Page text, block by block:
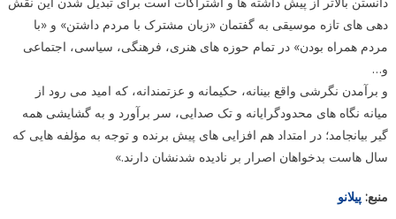
دهی های تازه موسیقی به گفتمان «زبان مشترک با مردم داشتن» و «با
مردم همراه بودن» در تمام حوزه های هنری، فرهنگی، سیاسی، اجتماعی
و…
و برآمدن نگرشی واقع بینانه، حکیمانه و عزتمندانه، که امید می رود از
میانه نگاه های محدودگرایانه و تک صدایی، سر برآورد و به گشایشی همه
گیر بیانجامد؛ در امتداد هم افزایی های پیش برنده و توجه به مؤلفه هایی که
سال هاست بدخواهان اصرار بر نادیده شدنشان دارند.»
منبع: پیلانو